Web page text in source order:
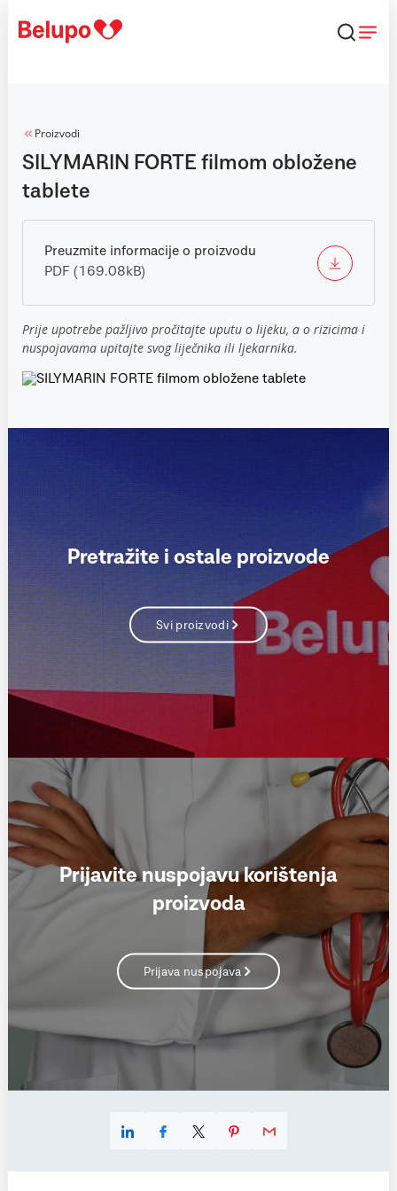
Proizvodi
SILYMARIN FORTE filmom obložene
tablete
Preuzmite informacije o proizvodu
PDF (169.08kB)
Prije upotrebe pažljivo pročitajte uputu o lijeku, a o rizicima i
nuspojavama upitajte svog liječnika ili ljekarnika.
Pretražite i ostale proizvode
Svi proizvodi
Prijavite nuspojavu korištenja
proizvoda
Prijava nuspojava
LinkedinFacebook
X PinterestE-mail